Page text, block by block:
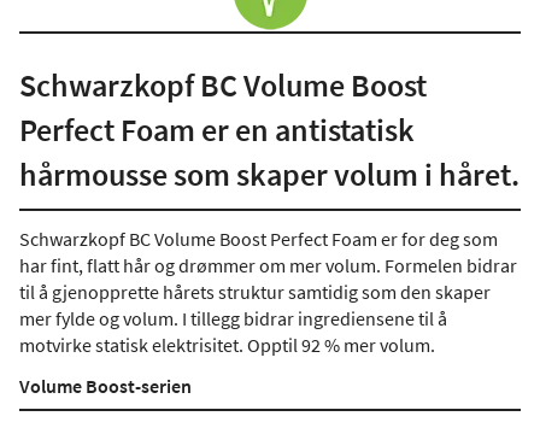
Schwarzkopf BC Volume Boost
Perfect Foam er en antistatisk
hårmousse som skaper volum i håret.
Schwarzkopf BC Volume Boost Perfect Foam er for deg som
har fint, flatt hår og drømmer om mer volum. Formelen bidrar
til å gjenopprette hårets struktur samtidig som den skaper
mer fylde og volum. I tillegg bidrar ingrediensene til å
motvirke statisk elektrisitet. Opptil 92 % mer volum.
Volume Boost-serien